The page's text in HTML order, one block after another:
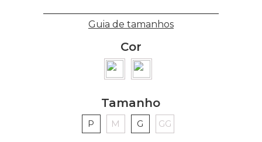
Guia de tamanhos
Cor
Tamanho
P M G GG